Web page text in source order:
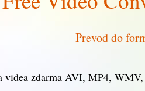
Prevod do
videa zdarma AVI, MP4,